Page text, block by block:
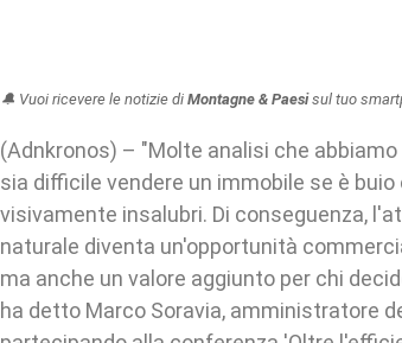
🔔 Vuoi ricevere le notizie di Montagne & Paesisul tuo
(Adnkronos) – "Molte analisi che
sia difficile vendere un immobile se è
visivamente insalubri. Di conseguenza,
naturale diventa un'opportunità
ma anche un valore aggiunto per chi
ha detto Marco Soravia, amministratore